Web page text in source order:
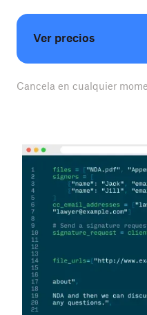
Ver precios
Cancela en cualquier